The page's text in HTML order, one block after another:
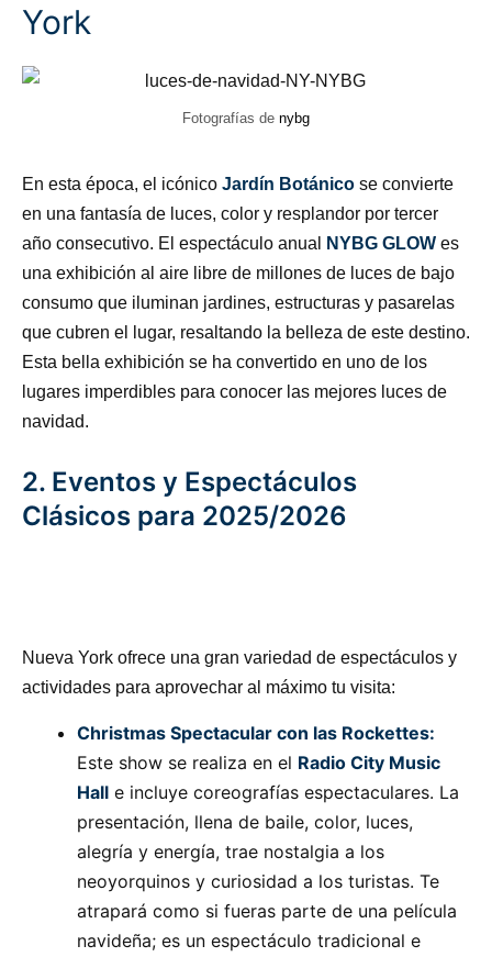
York
Fotografías de nybg
En esta época, el icónico Jardín Botánico se convierte
en una fantasía de luces, color y resplandor por tercer
año consecutivo. El espectáculo anual
NYBG GLOW es
una exhibición al aire libre de millones de luces de bajo
consumo que iluminan jardines, estructuras y pasarelas
que cubren el lugar, resaltando la belleza de este destino.
Esta bella exhibición se ha convertido en uno de los
lugares imperdibles para conocer las mejores luces de
navidad.
2. Eventos y Espectáculos
Clásicos para 2025/2026
Nueva York ofrece una gran variedad de espectáculos y
actividades para aprovechar al máximo tu visita:
Christmas Spectacular con las Rockettes:
Este show se realiza en el Radio City Music
Hall e incluye coreografías espectaculares. La
presentación, llena de baile, color, luces,
alegría y energía, trae nostalgia a los
neoyorquinos y curiosidad a los turistas. Te
atrapará como si fueras parte de una película
navideña; es un espectáculo tradicional e